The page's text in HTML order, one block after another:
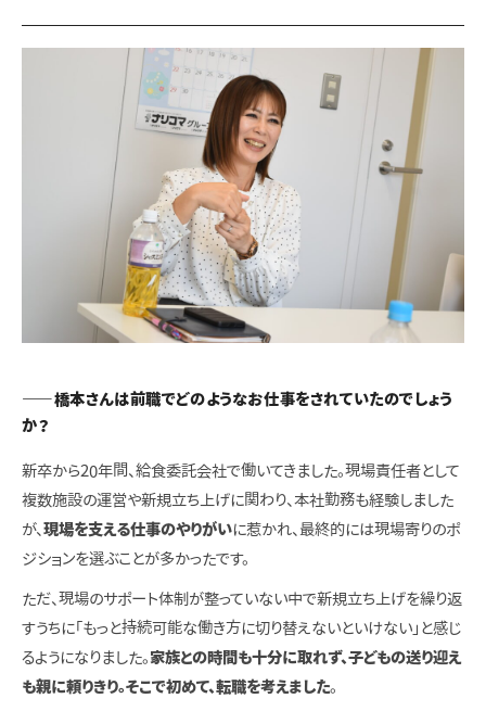
――橋本さんは前職でどのようなお仕事をされていたのでしょう
か？
新卒から20年間、給食委託会社で働いてきました。現場責任者として
複数施設の運営や新規立ち上げに関わり、本社勤務も経験しました
が、 現場を支える仕事のやりがいに惹かれ、最終的には現場寄りのポ
ジションを選ぶことが多かったです。
ただ、現場のサポート体制が整っていない中で新規立ち上げを繰り返
すうちに「もっと持続可能な働き方に切り替えないといけない」と感じ
るようになりました。 家族との時間も十分に取れず、子どもの送り迎え
も親に頼りきり。そこで初めて、転職を考えました。